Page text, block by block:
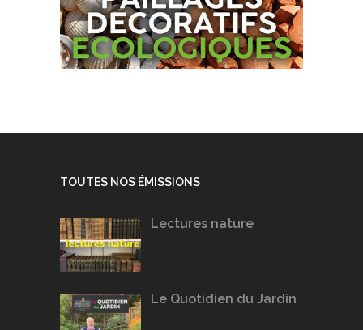
TOUTES NOS ÉMISSIONS
Lectures nature
Le Quotidien du Jardin